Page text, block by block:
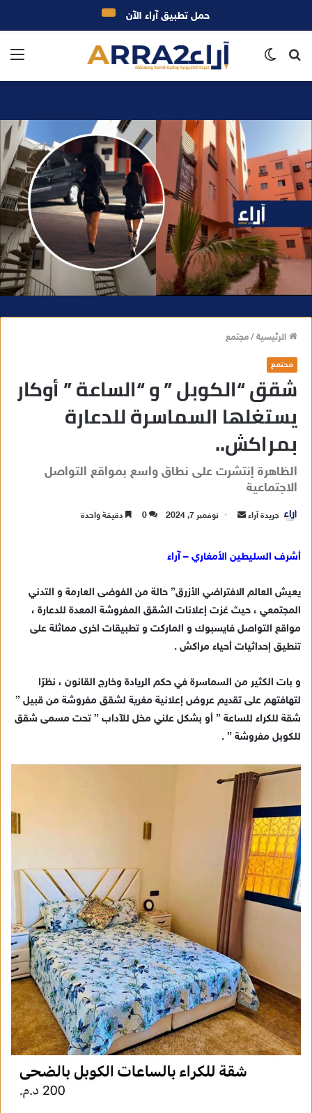
بحث
الرئيسية/مجتمع
مجتمع
شقق “الكوبل ” و “الساعة ” أوكار
يستغلها السماسرة للدعارة
بمراكش..
الظاهرة إنتشرت على نطاق واسع بمواقع التواصل
الاجتماعية
جريدة آراء
ي
د
ا
ل
ك
ت
ر
ن
ي
ا
نوفمبر 7, 2024 0 دقيقة واحدة
أشرف السليطين الأمغاري – آراء
يعيش العالم الافتراضي الأزرق” حالة من الفوضى العارمة و التدني
المجتمعي ، حيث غزت إعلانات الشقق المفروشة المعدة للدعارة ،
مواقع التواصل فايسبوك و الماركت و تطبيقات اخرى مماثلة على
تنطيق إحداثيات أحياء مراكش .
و بات الكثير من السماسرة في حكم الريادة وخارج القانون ، نظرًا
لتهافتهم على تقديم عروض إعلانية مغرية لشقق مفروشة من قبيل ”
شقة للكراء للساعة ” أو بشكل علني مخل للآداب ” تحت مسمى شقق
للكوبل مفروشة ” .
حمل تطبيق آراء الآن